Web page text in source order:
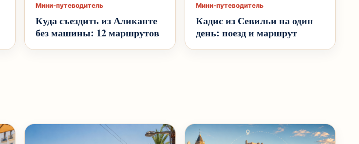
Мини-путеводитель
Куда съездить из Аликанте
без машины: 12 маршрутов
Мини-путеводитель
Кадис из Севильи на один
день: поезд и маршрут